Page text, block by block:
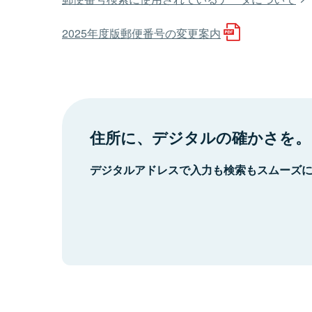
2025年度版郵便番号の変更案内
住所に、デジタルの確かさを。
デジタルアドレスで入力も検索もスムーズ